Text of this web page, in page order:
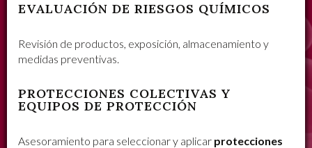
EVALUACIÓN DE RIESGOS QUÍMICOS
Revisión de productos, exposición, almacenamiento y
medidas preventivas.
PROTECCIONES COLECTIVAS Y
EQUIPOS DE PROTECCIÓN
Asesoramiento para seleccionar y aplicar protecciones